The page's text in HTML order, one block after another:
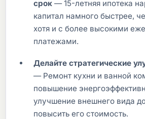
срок — 15-летняя ипотека
капитал намного быстрее,
хотя и с более высокими
платежами.
Делайте стратегические
— Ремонт кухни и ванной
повышение
улучшение внешнего вида
повысить его стоимость.